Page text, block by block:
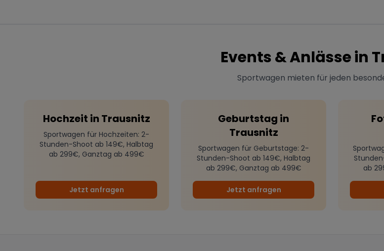
Events & Anlässe in
Sportwagen mieten für jeden
Hochzeit in Trausnitz
Sportwagen für Hochzeiten: 2-
Stunden-Shoot ab 149€, Halbtag
ab 299€, Ganztag ab 499€
Jetzt anfragen
Geburtstag in
Trausnitz
Sportwagen für Geburtstage: 2-
Stunden-Shoot ab 149€, Halbtag
ab 299€, Ganztag ab 499€
Jetzt anfragen
ab